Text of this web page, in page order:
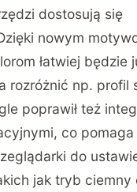
dostosują się
nowym
łatwiej będzie
rozróżnić np. profil
poprawił też
co pomaga
do
jak tryb ciemny